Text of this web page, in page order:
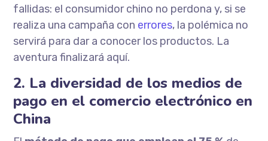
fallidas: el consumidor chino no perdona y, si se
realiza una campaña con errores, la polémica no
servirá para dar a conocer los productos. La
aventura finalizará aquí.
2. La diversidad de los medios de
pago en el comercio electrónico en
China